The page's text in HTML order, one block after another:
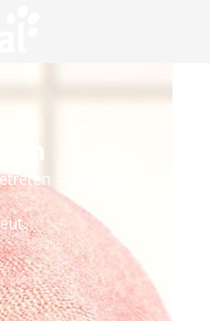
– wir sind